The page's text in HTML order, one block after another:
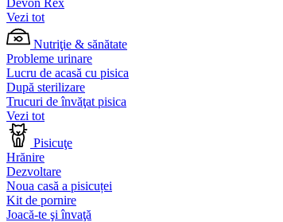
Devon Rex
Vezi tot
Nutriţie & sănătate
Probleme urinare
Lucru de acasă cu pisica
După sterilizare
Trucuri de învăţat pisica
Vezi tot
Pisicuţe
Hrănire
Dezvoltare
Noua casă a pisicuței
Kit de pornire
Joacă-te şi învaţă